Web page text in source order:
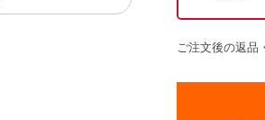
ご注文後の返品